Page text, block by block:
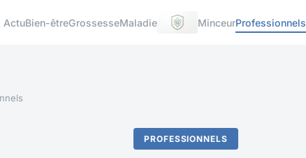
ActuBien-êtreGrossesseMaladie MinceurProfessionnels
PROFESSIONNELS